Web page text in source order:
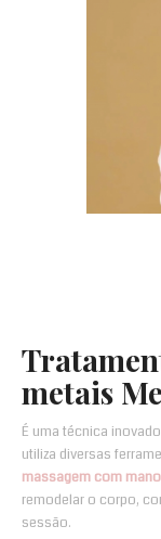
metais
É uma técnica
utiliza diversas
massagem com
remodelar o corpo,
sessão.